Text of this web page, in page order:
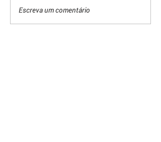
Escreva um comentário